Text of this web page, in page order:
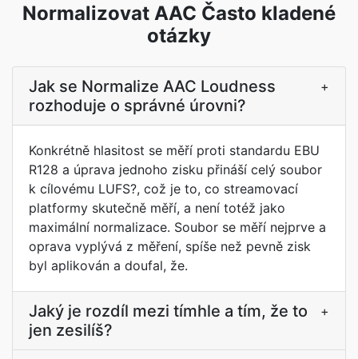
Normalizovat AAC Často kladené
otázky
Jak se Normalize AAC Loudness
rozhoduje o správné úrovni?
+
Konkrétně hlasitost se měří proti standardu EBU
R128 a úprava jednoho zisku přináší celý soubor
k cílovému LUFS?, což je to, co streamovací
platformy skutečně měří, a není totéž jako
maximální normalizace. Soubor se měří nejprve a
oprava vyplývá z měření, spíše než pevně zisk
byl aplikován a doufal, že.
Jaký je rozdíl mezi tímhle a tím, že to
jen zesilíš?
+